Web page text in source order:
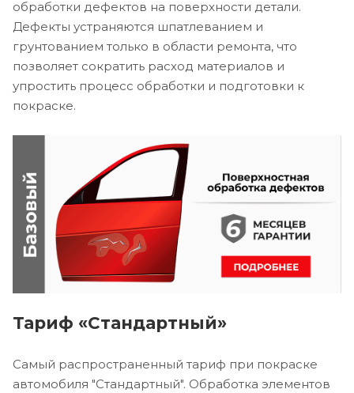
обработки дефектов на поверхности детали.
Дефекты устраняются шпатлеванием и
грунтованием только в области ремонта, что
позволяет сократить расход материалов и
упростить процесс обработки и подготовки к
покраске.
Тариф «Стандартный»
Самый распространенный тариф при покраске
автомобиля "Стандартный". Обработка элементов